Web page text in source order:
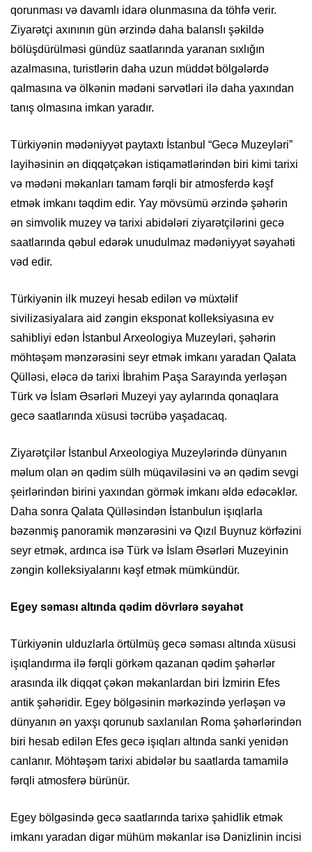
qorunması və davamlı idarə olunmasına da töhfə verir.
Ziyarətçi axınının gün ərzində daha balanslı şəkildə
bölüşdürülməsi gündüz saatlarında yaranan sıxlığın
azalmasına, turistlərin daha uzun müddət bölgələrdə
qalmasına və ölkənin mədəni sərvətləri ilə daha yaxından
tanış olmasına imkan yaradır.
Türkiyənin mədəniyyət paytaxtı İstanbul “Gecə Muzeyləri”
layihəsinin ən diqqətçəkən istiqamətlərindən biri kimi tarixi
və mədəni məkanları tamam fərqli bir atmosferdə kəşf
etmək imkanı təqdim edir. Yay mövsümü ərzində şəhərin
ən simvolik muzey və tarixi abidələri ziyarətçilərini gecə
saatlarında qəbul edərək unudulmaz mədəniyyət səyahəti
vəd edir.
Türkiyənin ilk muzeyi hesab edilən və müxtəlif
sivilizasiyalara aid zəngin eksponat kolleksiyasına ev
sahibliyi edən İstanbul Arxeologiya Muzeyləri, şəhərin
möhtəşəm mənzərəsini seyr etmək imkanı yaradan Qalata
Qülləsi, eləcə də tarixi İbrahim Paşa Sarayında yerləşən
Türk və İslam Əsərləri Muzeyi yay aylarında qonaqlara
gecə saatlarında xüsusi təcrübə yaşadacaq.
Ziyarətçilər İstanbul Arxeologiya Muzeylərində dünyanın
məlum olan ən qədim sülh müqaviləsini və ən qədim sevgi
şeirlərindən birini yaxından görmək imkanı əldə edəcəklər.
Daha sonra Qalata Qülləsindən İstanbulun işıqlarla
bəzənmiş panoramik mənzərəsini və Qızıl Buynuz körfəzini
seyr etmək, ardınca isə Türk və İslam Əsərləri Muzeyinin
zəngin kolleksiyalarını kəşf etmək mümkündür.
Egey səması altında qədim dövrlərə səyahət
Türkiyənin ulduzlarla örtülmüş gecə səması altında xüsusi
işıqlandırma ilə fərqli görkəm qazanan qədim şəhərlər
arasında ilk diqqət çəkən məkanlardan biri İzmirin Efes
antik şəhəridir. Egey bölgəsinin mərkəzində yerləşən və
dünyanın ən yaxşı qorunub saxlanılan Roma şəhərlərindən
biri hesab edilən Efes gecə işıqları altında sanki yenidən
canlanır. Möhtəşəm tarixi abidələr bu saatlarda tamamilə
fərqli atmosferə bürünür.
Egey bölgəsində gecə saatlarında tarixə şahidlik etmək
imkanı yaradan digər mühüm məkanlar isə Dənizlinin incisi